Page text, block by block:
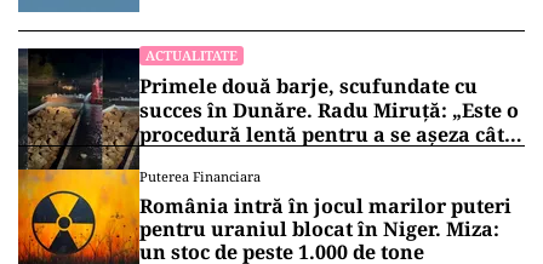
ACTUALITATE
Primele două barje, scufundate cu
succes în Dunăre. Radu Miruță: „Este o
procedură lentă pentru a se așeza cât
Puterea Financiara
România intră în jocul marilor puteri
pentru uraniul blocat în Niger. Miza:
un stoc de peste 1.000 de tone